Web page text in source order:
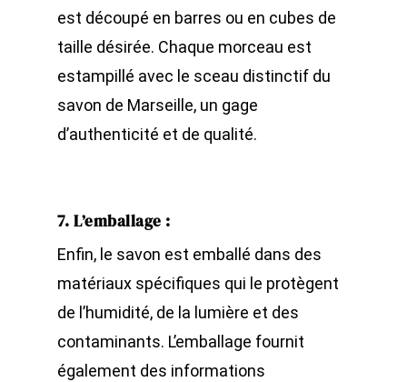
est découpé en barres ou en cubes de
taille désirée. Chaque morceau est
estampillé avec le sceau distinctif du
savon de Marseille, un gage
d’authenticité et de qualité.
7. L’emballage :
Enfin, le savon est emballé dans des
matériaux spécifiques qui le protègent
de l’humidité, de la lumière et des
contaminants. L’emballage fournit
également des informations